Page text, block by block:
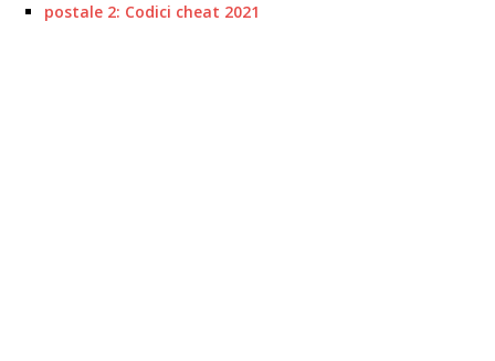
postale 2: Codici cheat 2021